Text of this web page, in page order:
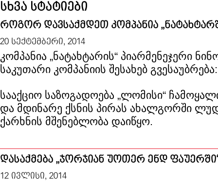
სხვა სტატიები
როგორ დავსაქმდეთ კომპანია
20 სექტემბერი, 2014
კომპანია „ნატახტარის“ პიარმენეჯერი
საკუთარი კომპანიის შესახებ გვესაუბრება:
სააქციო საზოგადოება „ლომისი“
და მდინარე ქსნის პირას ახალგორში
ქარხნის მშენებლობა დაიწყო.
დასაქმება „ჯორჯიან უოთერ ენდ
12 ივლისი, 2014